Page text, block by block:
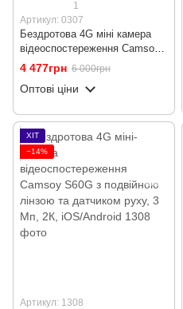
1
Артикул: 0307
Бездротова 4G міні камера
відеоспостереження Camsoy
S70G, з подвійною лінзою та
датчиком руху, 3 Мп, 1080P,
iOS/Android
4 477грн 6 000грн
Оптові ціни
ХІТ
−14%
Артикул: 1308